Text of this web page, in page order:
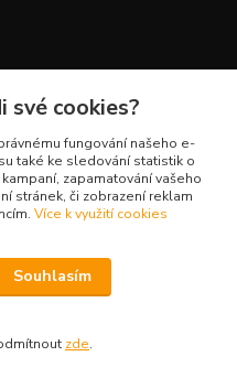
své cookies?
fungování našeho e-
také ke sledování statistik o
zapamatování vašeho
stránek, či zobrazení reklam
Více k využití cookies
Souhlasím
zde.